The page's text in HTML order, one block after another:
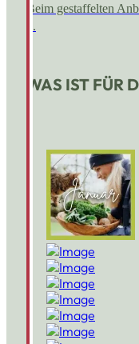
Beim gestaffelten
...
WAS IST FÜR